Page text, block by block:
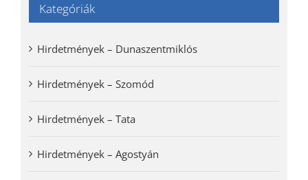
Kategóriák
Hirdetmények – Dunaszentmiklós
Hirdetmények – Szomód
Hirdetmények – Tata
Hirdetmények – Agostyán